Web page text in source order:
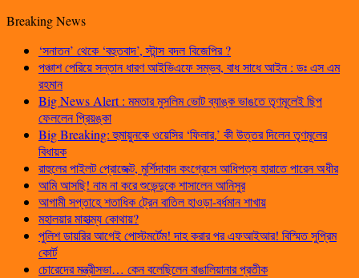
Breaking News
‘সনাতন’ থেকে ‘বহুতবাদ’, স্টান্স বদল বিজেপির ?
পঞ্চাশ পেরিয়ে সন্তান ধারণ আইভিএফে সম্ভব, বাধ সাধে আইন : ডঃ এস এম
রহমান
Big News Alert : মমতার মুসলিম ভোট ব্যাঙ্ক ভাঙতে তৃণমূলেই ছিপ
ফেললেন প্রিয়ঙ্কা
Big Breaking: হুমায়ুনকে ওয়েসির ‘ফিলার,’ কী উত্তর দিলেন তৃণমূলের
বিধায়ক
রাহুলের পাইলট প্রোজেক্ট, মুর্শিদাবাদ কংগ্রেসে আধিপত্য হারাতে পারেন অধীর
আমি আসছি! নাম না করে শুভেন্দুকে শাসালেন আনিসুর
আগামী সপ্তাহে শতাধিক ট্রেন বাতিল হাওড়া-বর্ধমান শাখায়
মহালয়ার মাহাত্ম্য কোথায়?
পুলিশ ডায়রির আগেই পোস্টমর্টেম! দাহ করার পর এফআইআর! বিস্মিত সুপ্রিম
কোর্ট
চোরেদের মন্ত্রীসভা… কেন বলেছিলেন বাঙালিয়ানার প্রতীক